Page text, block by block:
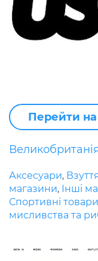
Перейти
Великобританія
Аксесуари, Взуття
магазини, Інші
Спортивні товари
мисливства та